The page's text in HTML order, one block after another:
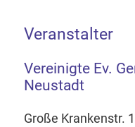
Veranstalter
Vereinigte Ev.
Neustadt
Große Krankenstr.